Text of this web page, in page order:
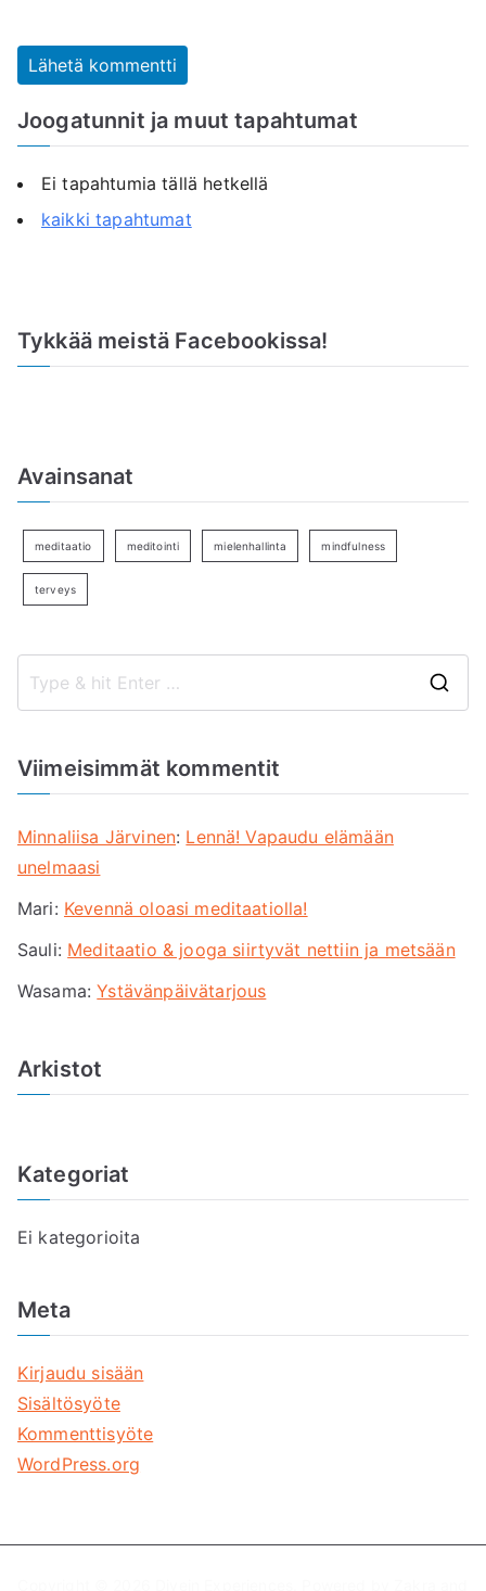
Joogatunnit ja muut tapahtumat
Ei tapahtumia tällä hetkellä
kaikki tapahtumat
Tykkää meistä Facebookissa!
Avainsanat
meditaatio meditointi mielenhallinta mindfulness
terveys
Viimeisimmät kommentit
Minnaliisa Järvinen: Lennä! Vapaudu elämään
unelmaasi
Mari: Kevennä oloasi meditaatiolla!
Sauli: Meditaatio & jooga siirtyvät nettiin ja metsään
Wasama:Ystävänpäivätarjous
Arkistot
Kategoriat
Ei kategorioita
Meta
Kirjaudu sisään
Sisältösyöte
Kommenttisyöte
WordPress.org